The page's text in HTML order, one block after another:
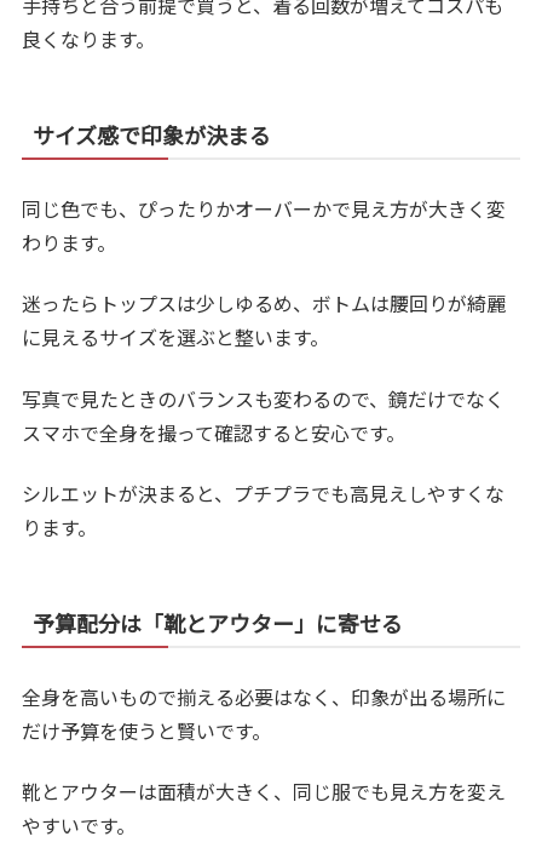
良くなります。
サイズ感で印象が決まる
同じ色でも、ぴったりかオーバーかで見え方が大きく変
わります。
迷ったらトップスは少しゆるめ、ボトムは腰回りが綺麗
に見えるサイズを選ぶと整います。
写真で見たときのバランスも変わるので、鏡だけでなく
スマホで全身を撮って確認すると安心です。
シルエットが決まると、プチプラでも高見えしやすくな
ります。
予算配分は「靴とアウター」に寄せる
全身を高いもので揃える必要はなく、印象が出る場所に
だけ予算を使うと賢いです。
靴とアウターは面積が大きく、同じ服でも見え方を変え
やすいです。